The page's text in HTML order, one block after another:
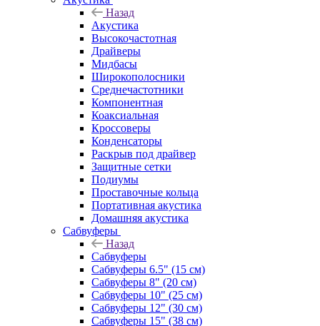
Назад
Акустика
Высокочастотная
Драйверы
Мидбасы
Широкополосники
Среднечастотники
Компонентная
Коаксиальная
Кроссоверы
Конденсаторы
Раскрыв под драйвер
Защитные сетки
Подиумы
Проставочные кольца
Портативная акустика
Домашняя акустика
Сабвуферы
Назад
Сабвуферы
Сабвуферы 6.5" (15 см)
Сабвуферы 8" (20 см)
Сабвуферы 10" (25 см)
Сабвуферы 12" (30 см)
Сабвуферы 15" (38 см)